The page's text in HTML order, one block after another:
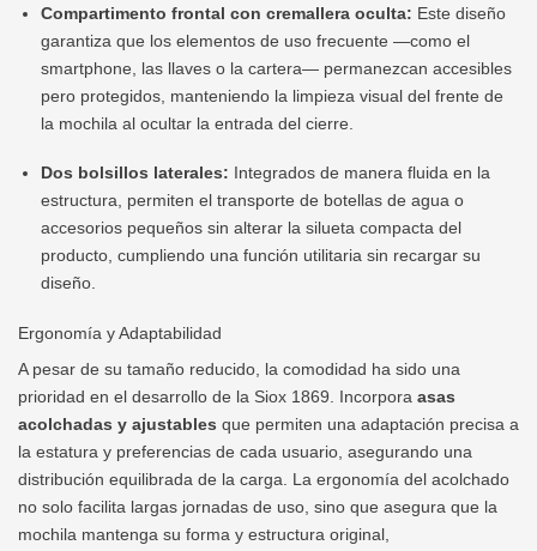
Compartimento frontal con cremallera oculta: Este diseño
garantiza que los elementos de uso frecuente —como el
smartphone, las llaves o la cartera— permanezcan accesibles
pero protegidos, manteniendo la limpieza visual del frente de
la mochila al ocultar la entrada del cierre.
Dos bolsillos laterales: Integrados de manera fluida en la
estructura, permiten el transporte de botellas de agua o
accesorios pequeños sin alterar la silueta compacta del
producto, cumpliendo una función utilitaria sin recargar su
diseño.
Ergonomía y Adaptabilidad
A pesar de su tamaño reducido, la comodidad ha sido una
prioridad en el desarrollo de la Siox 1869. Incorpora asas
acolchadas y ajustables que permiten una adaptación precisa a
la estatura y preferencias de cada usuario, asegurando una
distribución equilibrada de la carga. La ergonomía del acolchado
no solo facilita largas jornadas de uso, sino que asegura que la
mochila mantenga su forma y estructura original,